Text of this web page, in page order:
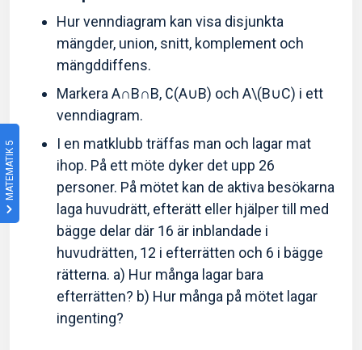
MATEMATIK 5
Hur venndiagram kan visa disjunkta
mängder, union, snitt, komplement och
mängddiffens.
Markera A∩B∩B, ∁(A∪B) och A\(B∪C) i ett
venndiagram.
I en matklubb träffas man och lagar mat
ihop. På ett möte dyker det upp 26
personer. På mötet kan de aktiva besökarna
laga huvudrätt, efterätt eller hjälper till med
bägge delar där 16 är inblandade i
huvudrätten, 12 i efterrätten och 6 i bägge
rätterna. a) Hur många lagar bara
efterrätten? b) Hur många på mötet lagar
ingenting?